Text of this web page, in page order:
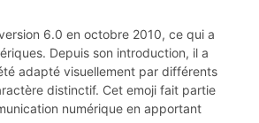
6.0 en octobre 2010, ce qui a
Depuis son introduction, il a
adapté visuellement par différents
distinctif. Cet emoji fait partie
numérique en apportant